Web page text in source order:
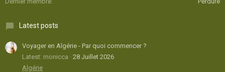
Latest posts
Voyager en Algérie - Par quoi commencer ?
Latest: monicca
28 Juillet 2026
Algérie